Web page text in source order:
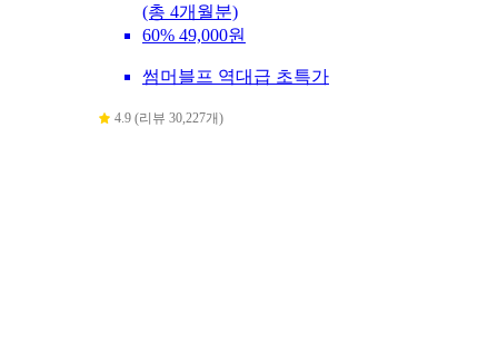
(총 4개월분)
60% 49,000원
썸머블프 역대급 초특가
4.9 (리뷰 30,227개)